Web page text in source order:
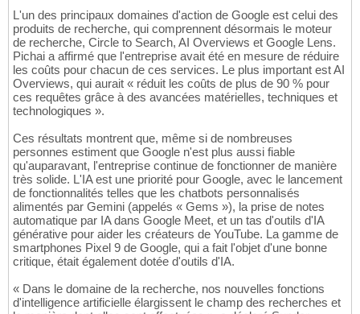
L'un des principaux domaines d'action de Google est celui des
produits de recherche, qui comprennent désormais le moteur
de recherche, Circle to Search, AI Overviews et Google Lens.
Pichai a affirmé que l'entreprise avait été en mesure de réduire
les coûts pour chacun de ces services. Le plus important est AI
Overviews, qui aurait « réduit les coûts de plus de 90 % pour
ces requêtes grâce à des avancées matérielles, techniques et
technologiques ».
Ces résultats montrent que, même si de nombreuses
personnes estiment que Google n'est plus aussi fiable
qu'auparavant, l'entreprise continue de fonctionner de manière
très solide. L'IA est une priorité pour Google, avec le lancement
de fonctionnalités telles que les chatbots personnalisés
alimentés par Gemini (appelés « Gems »), la prise de notes
automatique par IA dans Google Meet, et un tas d'outils d'IA
générative pour aider les créateurs de YouTube. La gamme de
smartphones Pixel 9 de Google, qui a fait l'objet d'une bonne
critique, était également dotée d'outils d'IA.
« Dans le domaine de la recherche, nos nouvelles fonctions
d'intelligence artificielle élargissent le champ des recherches et